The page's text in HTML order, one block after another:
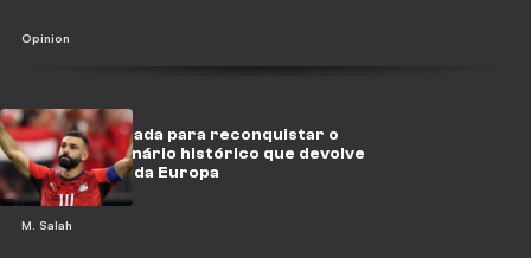
Opinion
M. Salah
Salah e a jornada para reconquistar o
trono: um cenário histórico que devolve
o Rei ao topo da Europa